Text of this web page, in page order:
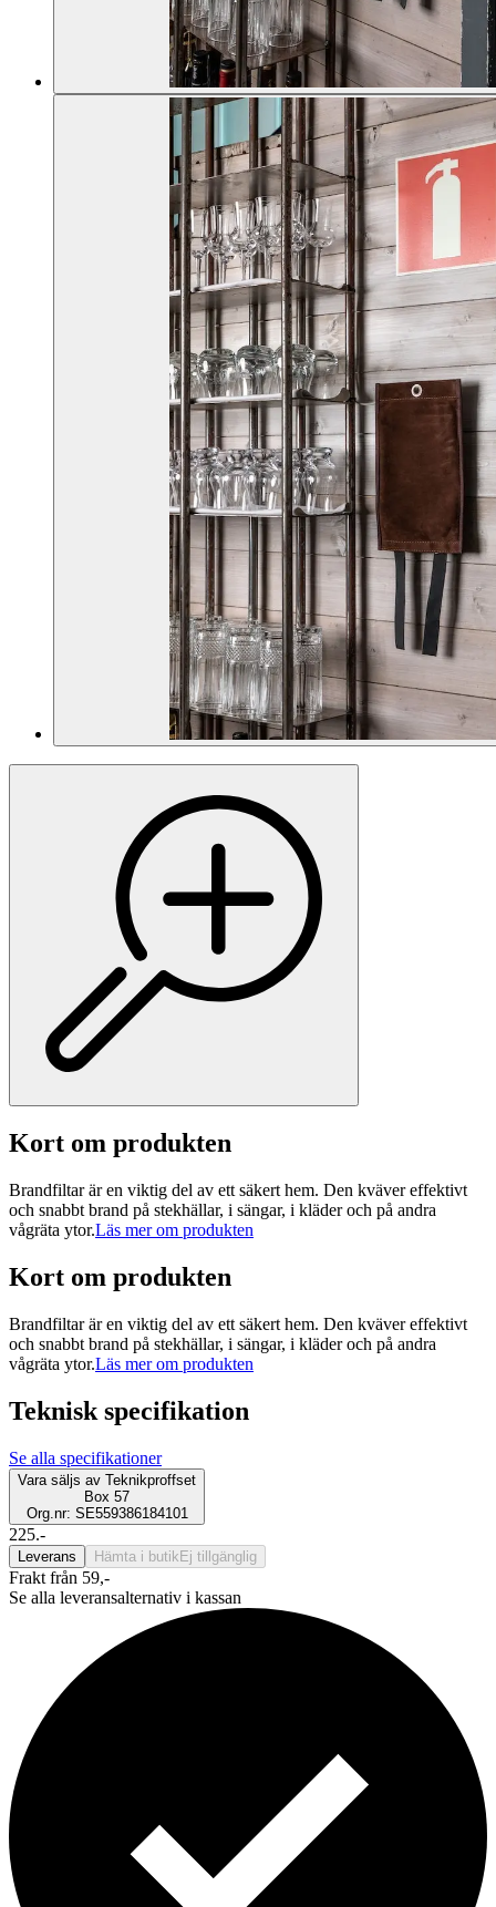
Kort om produkten
Brandfiltar är en viktig del av ett säkert hem. Den kväver effektivt
och snabbt brand på stekhällar, i sängar, i kläder och på andra
vågräta ytor.Läs mer om produkten
Kort om produkten
Brandfiltar är en viktig del av ett säkert hem. Den kväver effektivt
och snabbt brand på stekhällar, i sängar, i kläder och på andra
vågräta ytor.Läs mer om produkten
Teknisk specifikation
Se alla specifikationer
Vara säljs av Teknikproffset
Box 57
Org.nr: SE559386184101
225.-
Leverans Hämta i butik Ej tillgänglig
Frakt från 59,-
Se alla leveransalternativ i kassan